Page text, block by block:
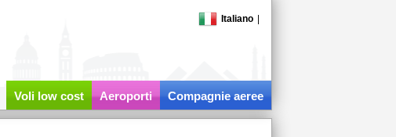
Italiano
Voli low cost Aeroporti Compagnie aeree